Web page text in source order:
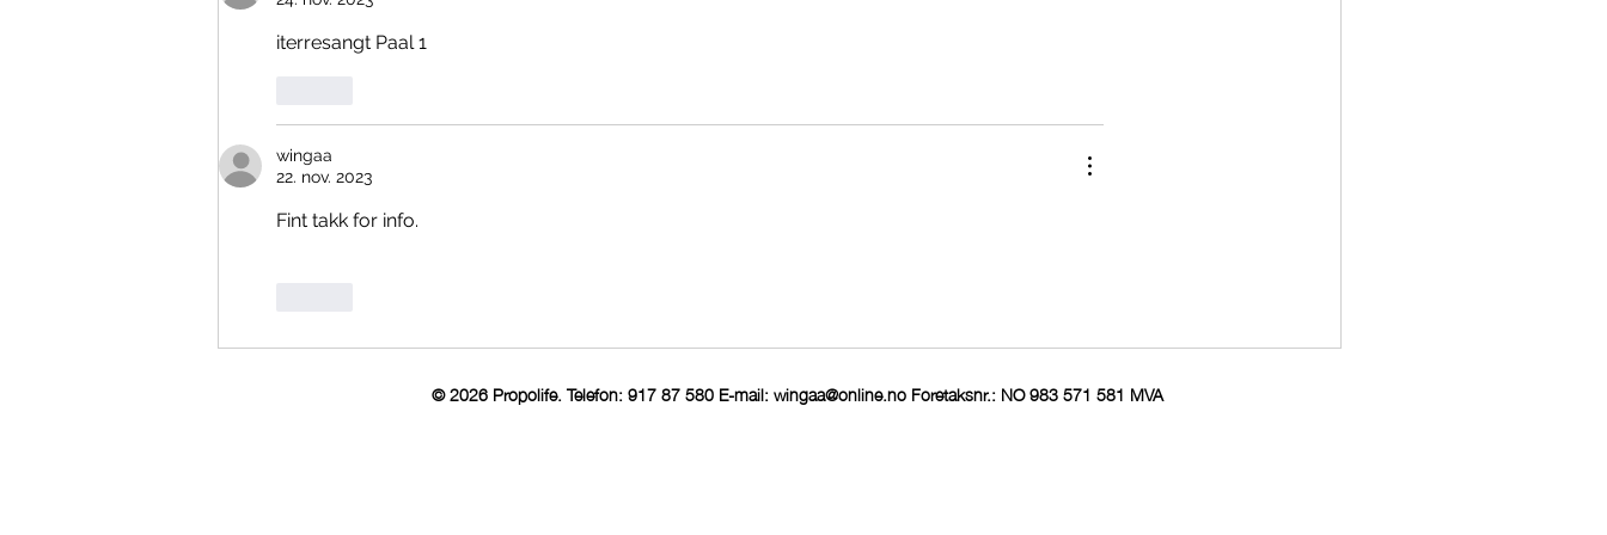
iterresangt Paal 1
wingaa
22. nov. 2023
Fint takk for info.
© 2026 Propolife. Telefon: 917 87 580 E-mail:wingaa@online.no Foretaksnr.: NO 983 571 581 MVA